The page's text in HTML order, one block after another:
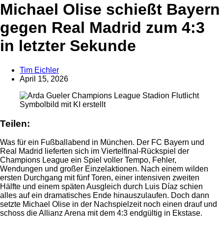
Michael Olise schießt Bayern
gegen Real Madrid zum 4:3
in letzter Sekunde
Tim Eichler
April 15, 2026
Symbolbild mit KI erstellt
Teilen:
Was für ein Fußballabend in München. Der FC Bayern und
Real Madrid lieferten sich im Viertelfinal-Rückspiel der
Champions League ein Spiel voller Tempo, Fehler,
Wendungen und großer Einzelaktionen. Nach einem wilden
ersten Durchgang mit fünf Toren, einer intensiven zweiten
Hälfte und einem späten Ausgleich durch Luis Díaz schien
alles auf ein dramatisches Ende hinauszulaufen. Doch dann
setzte Michael Olise in der Nachspielzeit noch einen drauf und
schoss die Allianz Arena mit dem 4:3 endgültig in Ekstase.